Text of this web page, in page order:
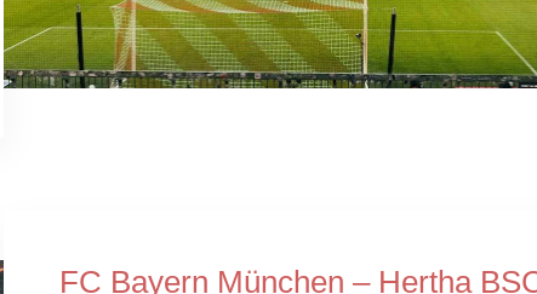
FC Bayern München – Hertha